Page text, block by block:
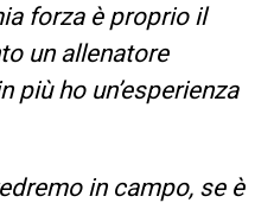
forza è proprio il
un allenatore
più ho un’esperienza
in campo, se è